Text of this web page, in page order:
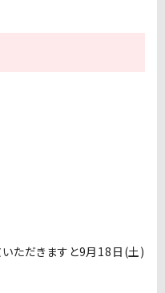
ただきますと9月18日(土)